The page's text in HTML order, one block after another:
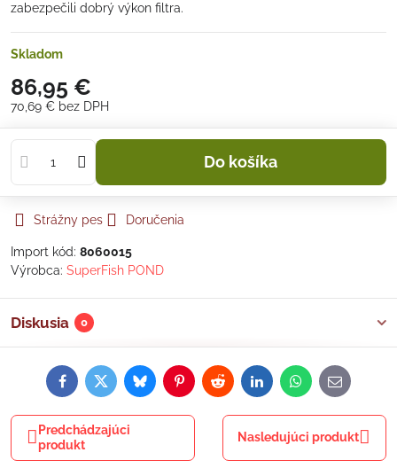
zabezpečili dobrý výkon filtra.
Skladom
86,95 €
70,69 € bez DPH
Do košíka
Strážny pes Doručenia
Import kód: 8060015
Výrobca: SuperFish POND
Diskusia 0
FacebookTwitterBlueskyPinterestRedditLinkedInWhatsApp
E-
mail
Predchádzajúci
produkt
Nasledujúci produkt